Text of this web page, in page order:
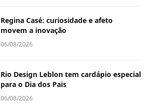
Regina Casé: curiosidade e afeto
movem a inovação
06/08/2026
Rio Design Leblon tem cardápio especial
para o Dia dos Pais
06/08/2026